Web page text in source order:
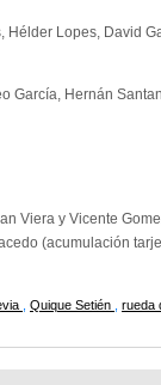
Hélder Lopes, David
García, Hernán
Viera y Vicente
(acumulación
Quique Setién rueda